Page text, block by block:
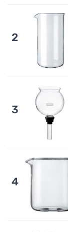
2
3
4